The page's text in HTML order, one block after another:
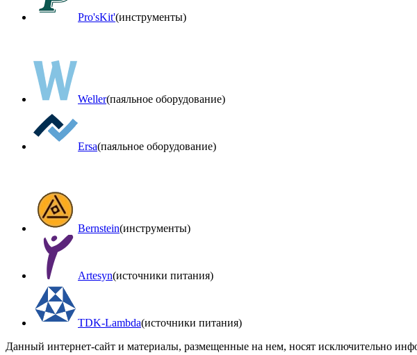
Pro'sKit'(инструменты)
Weller(паяльное оборудование)
Ersa(паяльное оборудование)
Bernstein(инструменты)
Artesyn(источники питания)
TDK-Lambda(источники питания)
Данный интернет-сайт и материалы, размещенные на нем, носят исключительно